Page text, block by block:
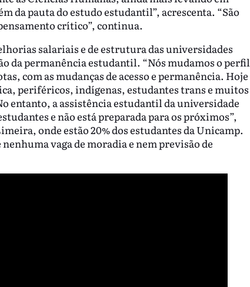
da pauta do estudo estudantil”, acrescenta. “São
crítico”, continua.
salariais e de estrutura das universidades
da permanência estudantil. “Nós mudamos o perfil
com as mudanças de acesso e permanência. Hoje
periféricos, indígenas, estudantes trans e muitos
entanto, a assistência estudantil da universidade
e não está preparada para os próximos”,
onde estão 20% dos estudantes da Unicamp.
vaga de moradia e nem previsão de